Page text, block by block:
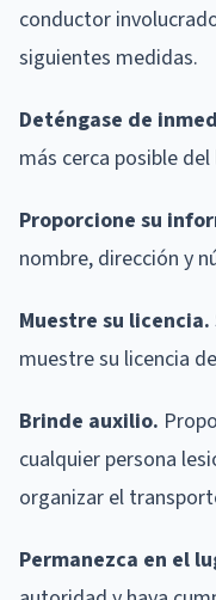
conductor
siguientes medidas.
Deténgase de
más cerca posible
Proporcione su
nombre, dirección y
Muestre su licencia.
muestre su licencia
Brinde auxilio.
cualquier persona
organizar el
Permanezca en el